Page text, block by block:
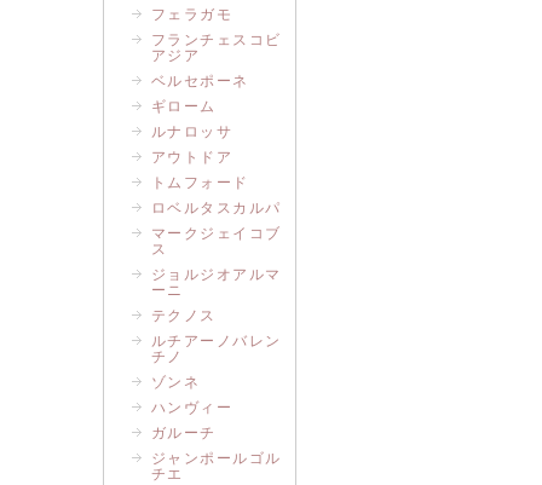
フェラガモ
フランチェスコビ
アジア
ベルセポーネ
ギローム
ルナロッサ
アウトドア
トムフォード
ロベルタスカルパ
マークジェイコブ
ス
ジョルジオアルマ
ーニ
テクノス
ルチアーノバレン
チノ
ゾンネ
ハンヴィー
ガルーチ
ジャンポールゴル
チエ